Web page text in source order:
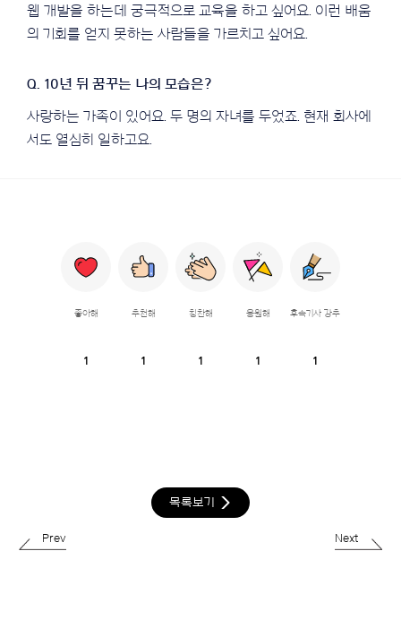
웹 개발을 하는데 궁극적으로 교육을 하고 싶어요. 이런 배움
의 기회를 얻지 못하는 사람들을 가르치고 싶어요.
사랑하는 가족이 있어요. 두 명의 자녀를 두었죠. 현재 회사에
서도 열심히 일하고요.
좋아해
1
추천해
1
칭찬해
1
응원해
1
후속기사 강추
1
목록보기
Prev Next